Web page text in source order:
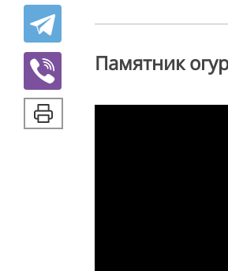
Памятник